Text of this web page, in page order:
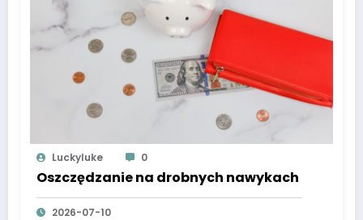
Luckyluke 0
Oszczędzanie na drobnych nawykach
2026-07-10